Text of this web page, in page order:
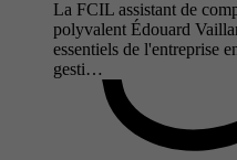
La FCIL assistant de
polyvalent Édouard
essentiels de l'entreprise
gesti…